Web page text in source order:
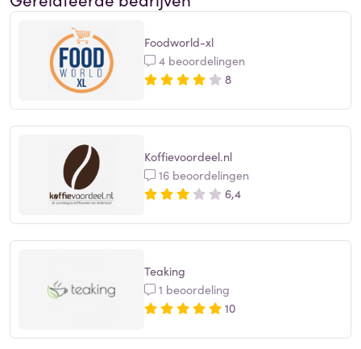
Foodworld-xl
4 beoordelingen
8
Koffievoordeel.nl
16 beoordelingen
6,4
Teaking
1 beoordeling
10